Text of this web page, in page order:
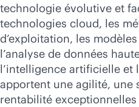
technologie évolutive et
technologies cloud, les
d’exploitation, les
l’analyse de données
l’intelligence artificielle et
apportent une agilité, une
rentabilité